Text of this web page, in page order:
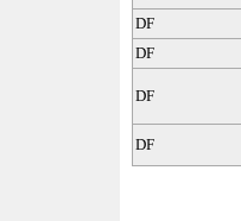
DF
DF
DF
DF